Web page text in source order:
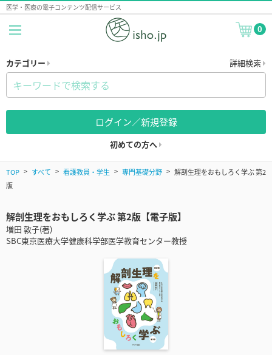
医学・医療の電子コンテンツ配信サービス
0
カテゴリー 詳細検索
ログイン／新規登録
初めての方へ
TOP すべて 看護教員・学生 専門基礎分野
解剖生理をおもしろく学ぶ 第2
版
解剖生理をおもしろく学ぶ 第2版【電子版】
増田 敦子(著)
SBC東京医療大学健康科学部医学教育センター教授